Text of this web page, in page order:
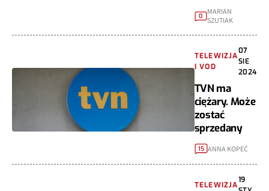
0
MARIAN
SZUTIAK
TELEWIZJA
I VOD
07
SIE
2024
TVN ma
ciężary. Może
zostać
sprzedany
15 ANNA KOPEĆ
TELEWIZJA
19